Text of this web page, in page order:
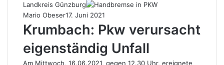
Landkreis Günzburg
Mario Obeser17. Juni 2021
Krumbach: Pkw verursacht
eigenständig Unfall
Am Mittwoch, 16.06.2021, gegen 12.30 Uhr, ereignete